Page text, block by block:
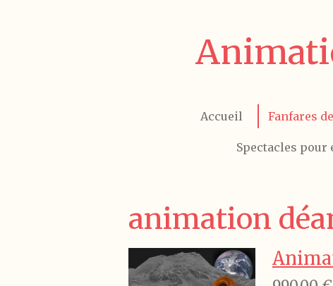
Accueil Fanfares
Spectacles pour
animation